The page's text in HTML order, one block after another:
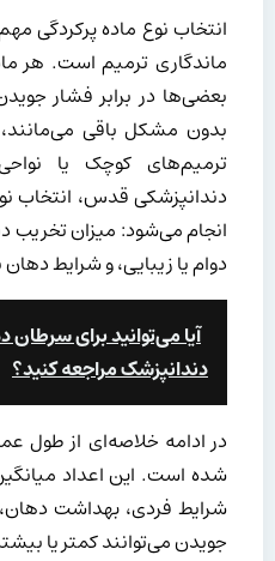
انتخاب نوع ماده پرکردگی
ماندگاری ترمیم است. هر
بعضی‌ها در برابر فشار
بدون مشکل باقی می‌مانند،
ترمیم‌های کوچک یا
دندانپزشکی قدس، انتخاب
انجام می‌شود: میزان تخریب
دوام یا زیبایی، و شرایط دهان
آیا می‌توانید برای سرطان
دندانپزشک مراجعه کنید؟
در ادامه خلاصه‌ای از طول
شده است. این اعداد
شرایط فردی، بهداشت
جویدن می‌توانند کمتر یا